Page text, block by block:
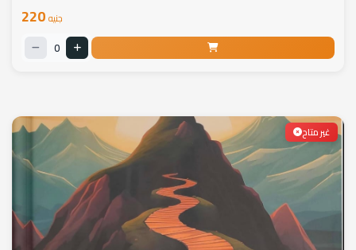
220 جنيه
0
غير متاح